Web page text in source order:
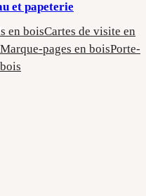
et papeterie
en boisCartes de visite en
Marque-pages en boisPorte-